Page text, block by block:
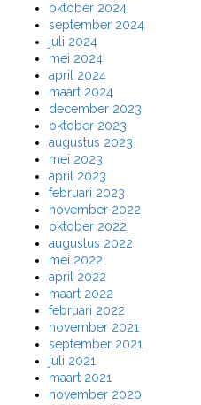
oktober 2024
september 2024
juli 2024
mei 2024
april 2024
maart 2024
december 2023
oktober 2023
augustus 2023
mei 2023
april 2023
februari 2023
november 2022
oktober 2022
augustus 2022
mei 2022
april 2022
maart 2022
februari 2022
november 2021
september 2021
juli 2021
maart 2021
november 2020